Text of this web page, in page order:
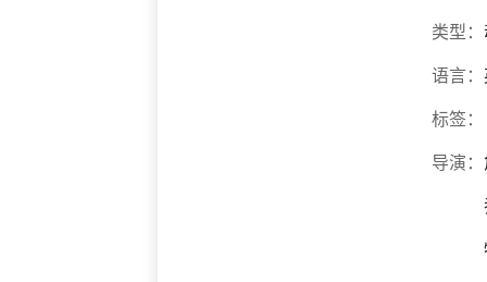
类型：
语言：
标签：
导演：